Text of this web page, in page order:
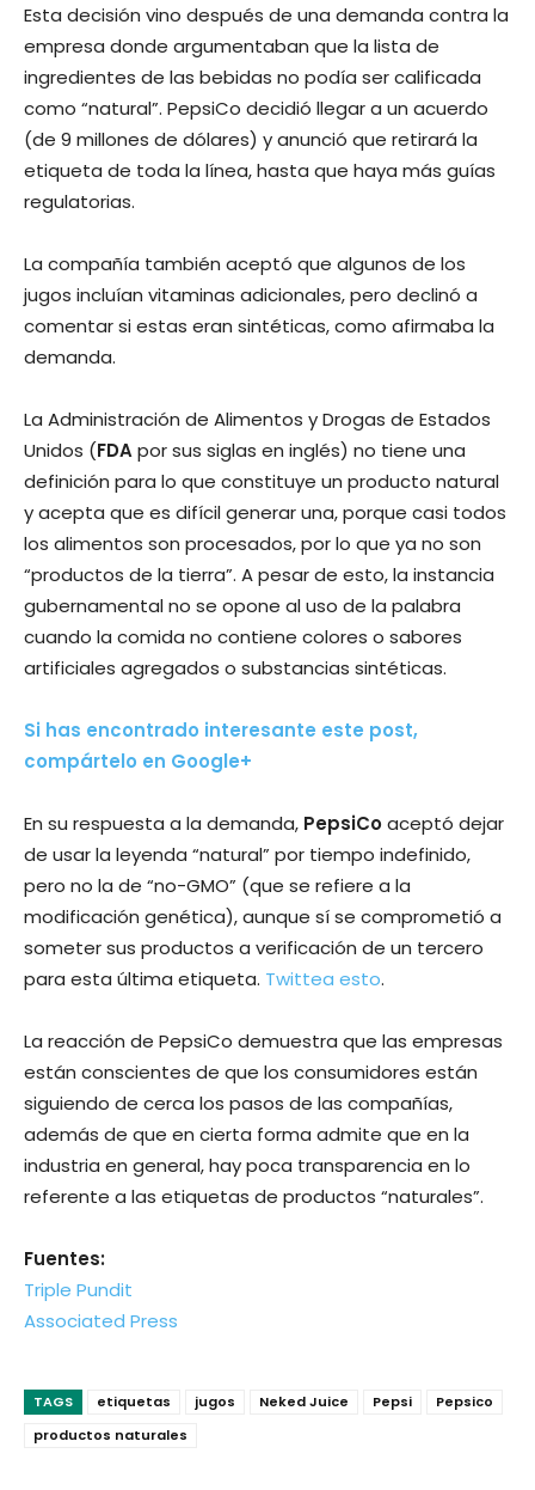
Esta decisión vino después de una demanda contra la
empresa donde argumentaban que la lista de
ingredientes de las bebidas no podía ser calificada
como “natural”. PepsiCo decidió llegar a un acuerdo
(de 9 millones de dólares) y anunció que retirará la
etiqueta de toda la línea, hasta que haya más guías
regulatorias.
La compañía también aceptó que algunos de los
jugos incluían vitaminas adicionales, pero declinó a
comentar si estas eran sintéticas, como afirmaba la
demanda.
La Administración de Alimentos y Drogas de Estados
Unidos (FDApor sus siglas en inglés) no tiene una
definición para lo que constituye un producto natural
y acepta que es difícil generar una, porque casi todos
los alimentos son procesados, por lo que ya no son
“productos de la tierra”. A pesar de esto, la instancia
gubernamental no se opone al uso de la palabra
cuando la comida no contiene colores o sabores
artificiales agregados o substancias sintéticas.
Si has encontrado interesante este post,
compártelo en Google+
En su respuesta a la demanda, PepsiCoaceptó dejar
de usar la leyenda “natural” por tiempo indefinido,
pero no la de “no-GMO” (que se refiere a la
modificación genética), aunque sí se comprometió a
someter sus productos a verificación de un tercero
para esta última etiqueta. Twittea esto.
La reacción de PepsiCo demuestra que las empresas
están conscientes de que los consumidores están
siguiendo de cerca los pasos de las compañías,
además de que en cierta forma admite que en la
industria en general, hay poca transparencia en lo
referente a las etiquetas de productos “naturales”.
Fuentes:
Triple Pundit
Associated Press
TAGS etiquetas jugos Neked Juice Pepsi
Pepsico
productos naturales